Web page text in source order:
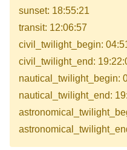
sunset: 18:55:21
transit: 12:06:57
civil_twilight_begin:
civil_twilight_end:
nautical_twilight_begin:
nautical_twilight_end: